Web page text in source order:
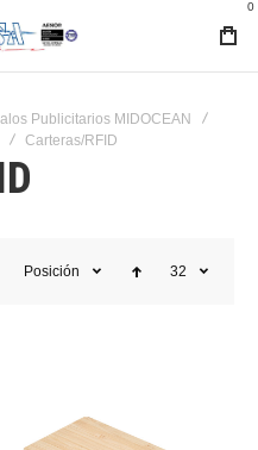
0
Publicitarios MIDOCEAN
Carteras/RFID
Posición 32